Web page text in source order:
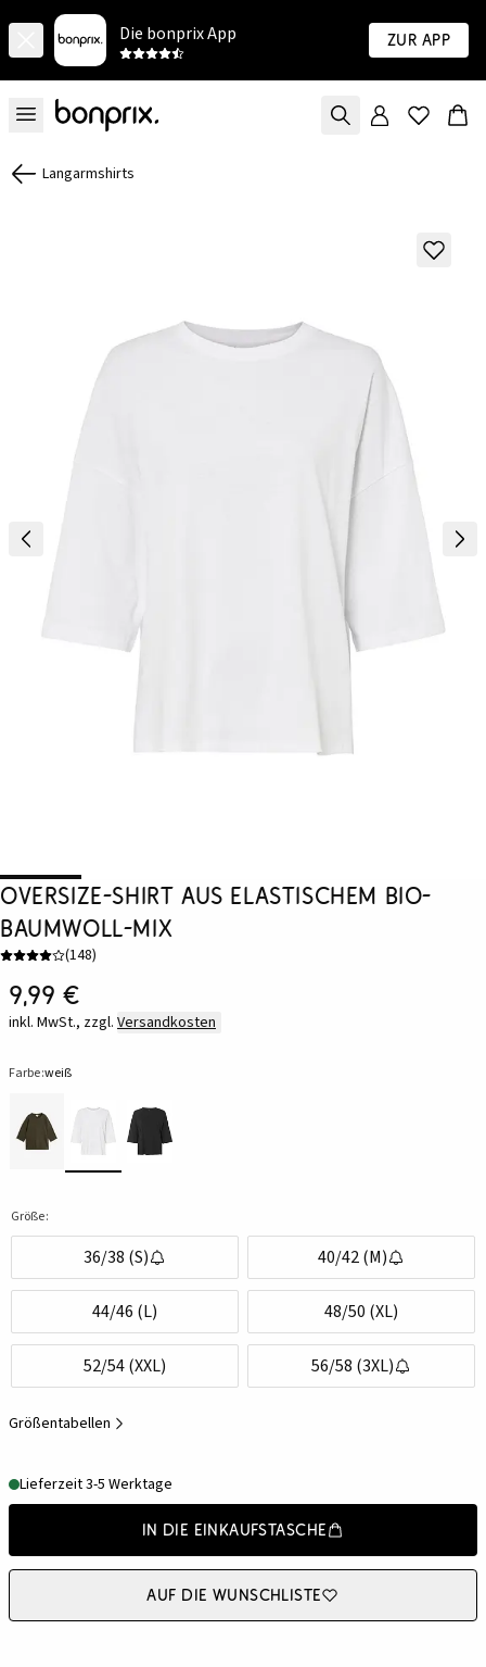
Die bonprix App Zur App
Langarmshirts
Oversize-Shirt aus elastischem Bio-
Baumwoll-Mix
(148)
9,99 €
inkl. MwSt., zzgl. Versandkosten
Farbe:weiß
Größe:
36/38 (S) 40/42 (M)
44/46 (L) 48/50 (XL)
52/54 (XXL) 56/58 (3XL)
Größentabellen
Lieferzeit 3-5 Werktage
In die Einkaufstasche
Auf die Wunschliste